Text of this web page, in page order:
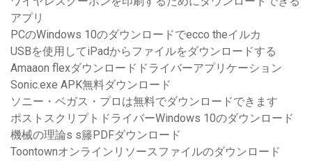
アプリ
PCのWindows 10のダウンロードでecco theイルカ
USBを使用してiPadからファイルをダウンロードする
Amaaon flexダウンロードドライバーアプリケーション
Sonic.exe APK無料ダウンロード
ソニー・ベガス・プロは無料でダウンロードできます
ポストスクリプトドライバーWindows 10のダウンロード
機械の理論s s籐PDFダウンロード
Toontownオンラインリソースファイルのダウンロード